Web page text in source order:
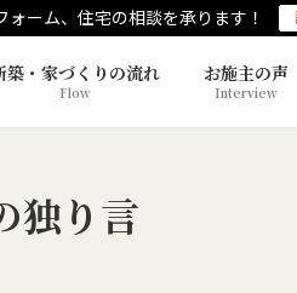
ォーム、住宅の相談を承ります！
築・家づくりの流れ
Flow
お施主の声
Interview
独り言